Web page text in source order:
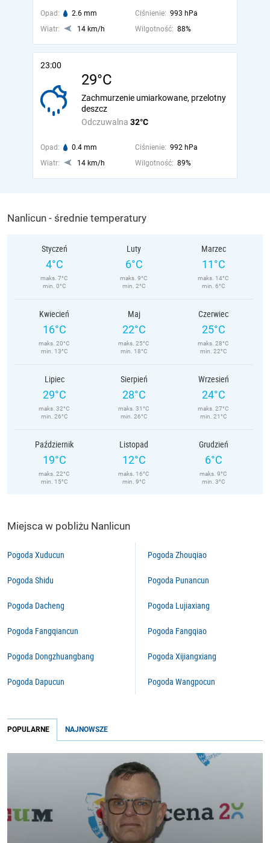
Opad: 2.6 mm Ciśnienie: 993 hPa
Wiatr:
14 km/h Wilgotność: 88%
23:00
29°C
Odczuwalna 32°C
Zachmurzenie umiarkowane, przelotny
deszcz
Opad: 0.4 mm Ciśnienie: 992 hPa
Wiatr:
14 km/h Wilgotność: 89%
Nanlicun - średnie temperatury
Styczeń
4°C
maks. 7°C
min. 0°C
Luty
6°C
maks. 9°C
min. 2°C
Marzec
11°C
maks. 14°C
min. 6°C
Kwiecień
16°C
maks. 20°C
min. 13°C
Maj
22°C
maks. 25°C
min. 18°C
Czerwiec
25°C
maks. 28°C
min. 22°C
Lipiec
29°C
maks. 32°C
min. 26°C
Sierpień
28°C
maks. 31°C
min. 26°C
Wrzesień
24°C
maks. 27°C
min. 21°C
Październik
19°C
maks. 22°C
min. 15°C
Listopad
12°C
maks. 16°C
min. 9°C
Grudzień
6°C
maks. 9°C
min. 3°C
Miejsca w pobliżu Nanlicun
Pogoda Xuducun
Pogoda Shidu
Pogoda Dacheng
Pogoda Fangqiancun
Pogoda Dongzhuangbang
Pogoda Dapucun
Pogoda Zhouqiao
Pogoda Punancun
Pogoda Lujiaxiang
Pogoda Fangqiao
Pogoda Xijiangxiang
Pogoda Wangpocun
POPULARNE NAJNOWSZE